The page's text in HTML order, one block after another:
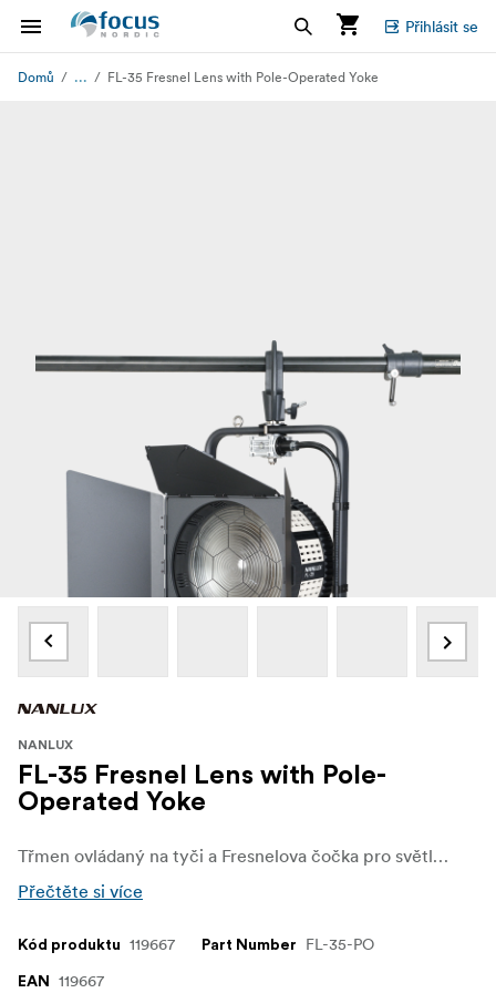
Přihlásit se
Domů ... FL-35 Fresnel Lens with Pole-Operated Yoke
NANLUX
FL-35 Fresnel Lens with Pole-
Operated Yoke
Třmen ovládaný na tyči a Fresnelova čočka pro světlo Evoke 1200B od společnosti Nanlux umožňuje zavěšení světla nad hlavou na tyči nebo mřížce.
Přečtěte si více
Kód produktu 119667 Part Number FL-35-PO
EAN 119667